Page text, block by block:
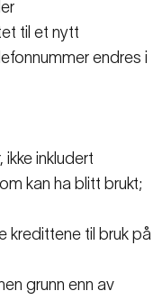
til et nytt
endres i
inkludert
kan ha blitt brukt;
kredittene til bruk på
grunn enn av